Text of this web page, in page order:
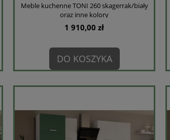
Meble kuchenne TONI 260 skagerrak/biały
oraz inne kolory
1 910,00 zł
DO KOSZYKA